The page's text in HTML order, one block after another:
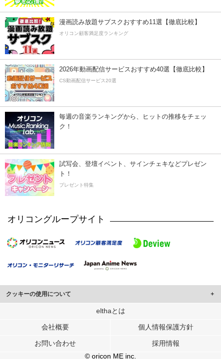
漫画読み放題サブスクおすすめ11選【徹底比較】
オリコン顧客満足度ランキング
2026年動画配信サービスおすすめ40選【徹底比較】
CS動画配信サービス20選
毎週の音楽ランキングから、ヒットの推移をチェッ
ク！
試写会、登壇イベント、サインチェキなどプレゼン
ト！
プレゼント特集
オリコングループサイト
クッキーの使用について
このサイトでは Cookie を使用して、ユーザーに合わせたコンテンツや広告の
行っています。
メディアや広告配信、データ解析の各パートナーに提供しています。
各パートナーは、この情報とユーザーが各パートナーに提供した他の情報や、
elthaとは
会社概要 個人情報保護方針
お問い合わせ
採用情報
© oricon ME inc.